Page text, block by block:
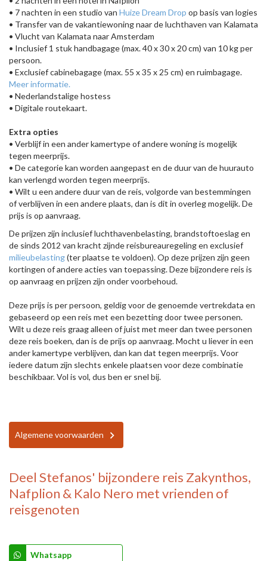
• 7 nachten in een studio van Huize Dream Drop op basis van logies
• Transfer van de vakantiewoning naar de luchthaven van Kalamata
• Vlucht van Kalamata naar Amsterdam
• Inclusief 1 stuk handbagage (max. 40 x 30 x 20 cm) van 10 kg per
persoon.
• Exclusief cabinebagage (max. 55 x 35 x 25 cm) en ruimbagage.
Meer informatie.
• Nederlandstalige hostess
• Digitale routekaart.
Extra opties
• Verblijf in een ander kamertype of andere woning is mogelijk
tegen meerprijs.
• De categorie kan worden aangepast en de duur van de huurauto
kan verlengd worden tegen meerprijs.
• Wilt u een andere duur van de reis, volgorde van bestemmingen
of verblijven in een andere plaats, dan is dit in overleg mogelijk. De
prijs is op aanvraag.
De prijzen zijn inclusief luchthavenbelasting, brandstoftoeslag en
de sinds 2012 van kracht zijnde reisbureauregeling en exclusief
milieubelasting(ter plaatse te voldoen). Op deze prijzen zijn geen
kortingen of andere acties van toepassing. Deze bijzondere reis is
op aanvraag en prijzen zijn onder voorbehoud.
Deze prijs is per persoon, geldig voor de genoemde vertrekdata en
gebaseerd op een reis met een bezetting door twee personen.
Wilt u deze reis graag alleen of juist met meer dan twee personen
deze reis boeken, dan is de prijs op aanvraag. Mocht u liever in een
ander kamertype verblijven, dan kan dat tegen meerprijs. Voor
iedere datum zijn slechts enkele plaatsen voor deze combinatie
beschikbaar. Vol is vol, dus ben er snel bij.
Algemene voorwaarden
Deel Stefanos' bijzondere reis Zakynthos,
Nafplion & Kalo Nero met vrienden of
reisgenoten
Whatsapp